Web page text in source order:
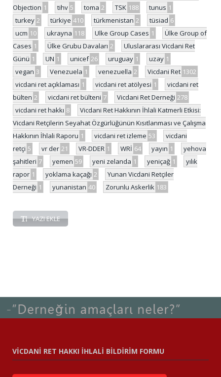
Objection 1 tihv 5 toma 2 TSK 188 tunus 1
turkey 2 türkiye 410 türkmenistan 2 tüsiad 6
ucm 10 ukrayna 118 Ulke Group Cases 1
Ülke Group of
Cases 1 Ülke Grubu Davaları 2
Uluslararası Vicdani Ret
Günü 1 UN 1 unicef 26 uruguay 1 uzay 1
vegan 3 Venezuela 1 venezuella 2 Vicdani Ret 1302
vicdani ret açıklaması 1 vicdani ret atölyesi 1
vicdani ret
bülten 2 vicdani ret bülteni 7 Vicdani Ret Derneği 278
vicdani ret hakkı 8
Vicdani Ret Hakkının İhlali Katmerli Etkisi:
Vicdani Retçilerin Seyahat Özgürlüğünün Kısıtlanması ve Çalışma
Hakkının İhlali Raporu 1 vicdani ret izleme 53
vicdani
retçi 5 vr der 21 VR-DDER 1 WRİ 64 yayın 1
yehova
şahitleri 7 yemen 59 yeni zelanda 1 yeniçağ 1
yılık
rapor 1 yoklama kaçağı 2
Yunan Vicdani Retçiler
Derneği 1 yunanistan 40 Zorunlu Askerlik 183
YAZI EKLE
VİCDANİ RET HAKKI İHLALİ BİLDİRİM FORMU